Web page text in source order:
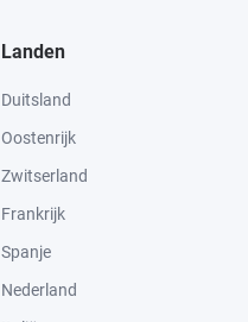
Landen
Duitsland
Oostenrijk
Zwitserland
Frankrijk
Spanje
Nederland